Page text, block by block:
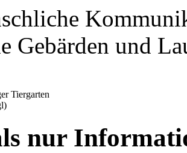
Gebärden und
Tiergarten
nur